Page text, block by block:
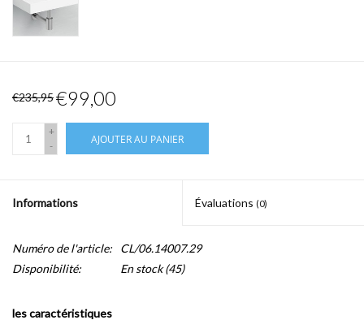
€235,95€99,00
+
-
AJOUTER AU PANIER
Informations Évaluations (0)
Numéro de l'article:
CL/06.14007.29
Disponibilité:
En stock(45)
les caractéristiques